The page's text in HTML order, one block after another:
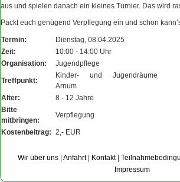
aus und spielen danach ein kleines Turnier. Das wird
Packt euch genügend Verpflegung ein und schon
Termin:
Dienstag, 08.04.2025
Zeit:
10:00 - 14:00 Uhr
Organisation:
Jugendpflege
Treffpunkt:
Kinder- und Jugendräume
Arnum
Alter:
8 - 12 Jahre
Bitte
mitbringen:
Verpflegung
Kostenbeitrag: 2,- EUR
Wir über uns Anfahrt| Kontakt|
Impressum